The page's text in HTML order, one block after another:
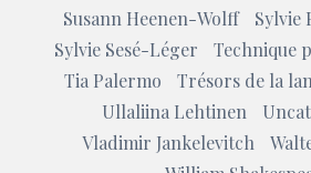
Susann Heenen-Wolff
Sylvie
Sylvie Sesé-Léger
Technique
Tia Palermo
Trésors de la
Ullaliina Lehtinen
Vladimir Jankelevitch